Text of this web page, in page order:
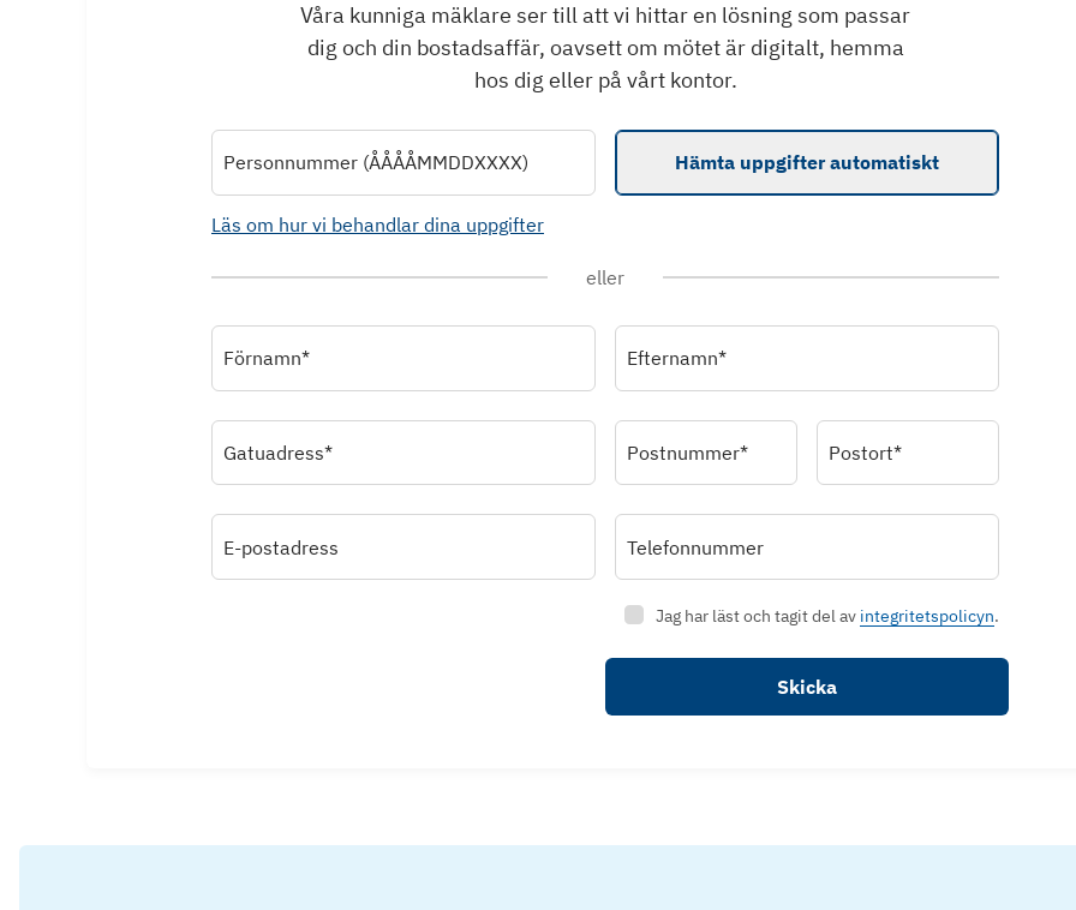
Våra kunniga mäklare ser till att vi hittar en lösning som passar
dig och din bostadsaffär, oavsett om mötet är digitalt, hemma
hos dig eller på vårt kontor.
Personnummer (ÅÅÅÅMMDDXXXX) Hämta uppgifter automatiskt
Läs om hur vi behandlar dina uppgifter
eller
Förnamn* Efternamn*
Gatuadress* Postnummer* Postort*
E-postadress Telefonnummer
Jag har läst och tagit del av integritetspolicyn.
Skicka